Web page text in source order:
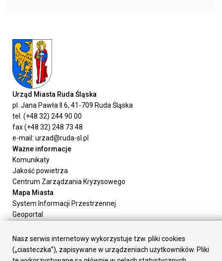
Urząd Miasta Ruda Śląska
pl. Jana Pawła II 6, 41-709 Ruda Śląska
tel. (+48 32) 244 90 00
fax (+48 32) 248 73 48
e-mail: urzad@ruda-sl.pl
Ważne informacje
Komunikaty
Jakość powietrza
Centrum Zarządzania Kryzysowego
Mapa Miasta
System Informacji Przestrzennej
Geoportal
Załatw sprawę
Prezydent Miasta
Rada Miasta
Nasz serwis internetowy wykorzystuje tzw. pliki cookies
(„ciasteczka”), zapisywane w urządzeniach użytkowników. Pliki